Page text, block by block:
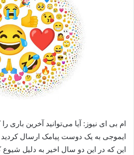
ام بی ای نیوز: آیا می‌توانید آخرین باری
ایموجی به یک دوست پیامک ارسال کردید
این که در این دو سال‌ اخیر به دلیل شیوع